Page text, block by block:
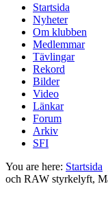
Startsida
Nyheter
Om klubben
Medlemmar
Tävlingar
Rekord
Bilder
Video
Länkar
Forum
Arkiv
SFI
You are here: Startsida
och RAW styrkelyft,